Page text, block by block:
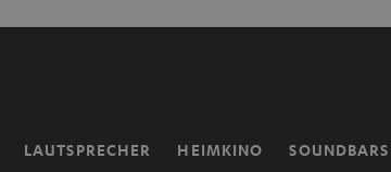
LAUTSPRECHER HEIMKINO SOUNDBARS
Startseite